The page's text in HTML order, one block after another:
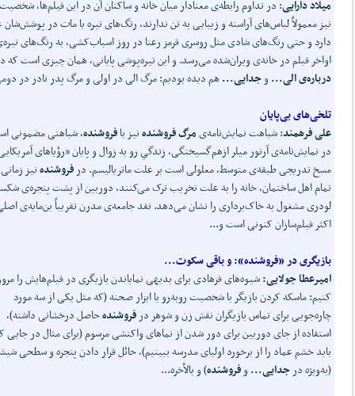
میلاد دارایی: در تداوم رابطه‌ی معنادار میان خانه و ساکنان آن در این فیلم‌ها،
نیز معمولاً لباس‌های آراسته و زیبایی به تن ندارند، رنگ‌های تیره یا مات در پوشش‌شان
دارد و حتی رنگ‌های شادی مثل روسری قرمز رعنا در روز اسباب‌کشی، به رنگ‌های
اواخر فیلم در خانه‌ی ویران‌شده می‌رسد. و این تیره‌پوشی پایانی، همان چیزی است که
درباره‌ی الی... وجدایی...هم دیده بودیم: مرگ الی در اولی و مرگ پدر نادر در
تلخیهای بیپایان
علی فرهمند: شباهت نمایش‌نامه‌یمرگ فروشندهنیز بافروشنده، شباهتی مضمونی
در نمایش‌نامه‌ی آرتور میلر ازهم‌‌گسیختگی، زندگیِ رو به زوال و پایان «رؤیاهای
مسخ تدریجی طبقه‌ی متوسط، معلولی است بر علت ماتریالیسم. درفروشندهنیز
تمام اهل ساختمان، خانه را به علت تخریب ترک می‌کنند، دوربین از پشت پنجره‌ی
لودری مشغول به خاک‌برداری را نشان می‌دهد. نقد جامعه‌ی مدرن تقریباً بن‌مایه‌ی
اکثر فیلم‌سازان کنونی است و...
بازیگری در «فروشنده»:و باقی سکوت...
امیرعطا جولایی:شیوه‌های فرهادی برای بدیهی نمایاندن بازیگری در فیلم‌هایش را
کنیم: ماسکه کردن بازیگر با شخصیت روبه‌رو یا ابزار صحنه (که مثل یکی از سه مورد
چاره‌جویی برای تماس بازیگران نقش زن و شوهر درفروشندهحاصل درخشانی داشته)،
استفاده از جای دوربین برای دور شدن از نماهای واکنشی مرسوم (برای مثال در جایی
باید خشم عماد را از برخورد اولیای مدرسه ببینیم)، حائل قرار دادن پنجره و سطحی
(به‌ویژه درجدایی... وفروشنده) و بالأخره...